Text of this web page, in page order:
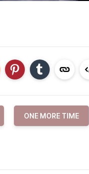
ONE MORE TIME